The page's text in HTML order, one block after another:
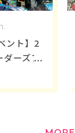
ント】2
ーズフ
ライ
た！！